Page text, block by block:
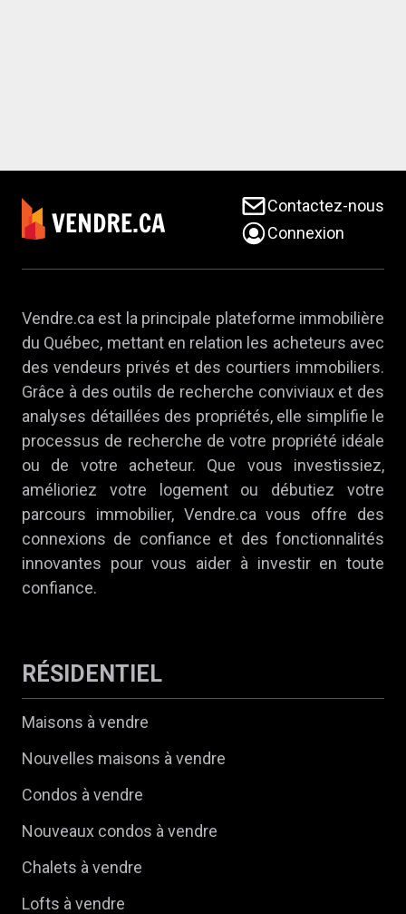
Contactez-nous
Connexion
Vendre.ca est la principale plateforme immobilière
du Québec, mettant en relation les acheteurs avec
des vendeurs privés et des courtiers immobiliers.
Grâce à des outils de recherche conviviaux et des
analyses détaillées des propriétés, elle simplifie le
processus de recherche de votre propriété idéale
ou de votre acheteur. Que vous investissiez,
amélioriez votre logement ou débutiez votre
parcours immobilier, Vendre.ca vous offre des
connexions de confiance et des fonctionnalités
innovantes pour vous aider à investir en toute
confiance.
RÉSIDENTIEL
Maisons à vendre
Nouvelles maisons à vendre
Condos à vendre
Nouveaux condos à vendre
Chalets à vendre
Lofts à vendre